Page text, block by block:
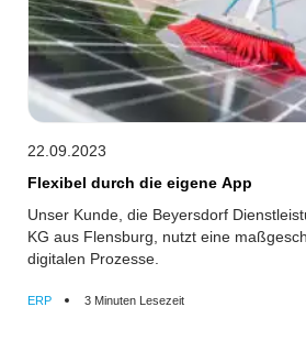
22.09.2023
Flexibel durch die eigene App
Unser Kunde, die Beyersdorf
KG aus Flensburg, nutzt eine
digitalen Prozesse.
ERP 3 Minuten Lesezeit